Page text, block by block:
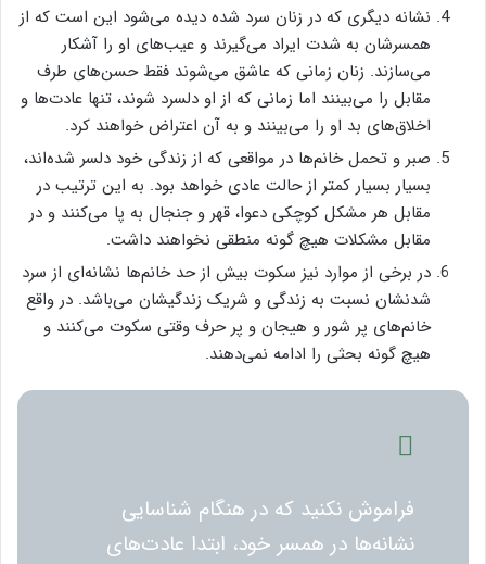
نشانه دیگری که در زنان سرد شده دیده می‌شود این است که از
همسرشان به شدت ایراد می‌گیرند و عیب‌های او را آشکار
می‌سازند. زنان زمانی که عاشق می‌شوند فقط حسن‌های طرف
مقابل را می‌بینند اما زمانی که از او دلسرد شوند، تنها عادت‌ها و
اخلاق‌های بد او را می‌بینند و به آن اعتراض خواهند کرد.
صبر و تحمل خانم‌ها در مواقعی که از زندگی خود دلسر شده‌اند،
بسیار بسیار کمتر از حالت عادی خواهد بود. به این ترتیب در
مقابل هر مشکل کوچکی دعوا، قهر و جنجال به پا می‌کنند و در
مقابل مشکلات هیچ گونه منطقی نخواهند داشت.
در برخی از موارد نیز سکوت بیش از حد خانم‌ها نشانه‌ای از سرد
شدنشان نسبت به زندگی و شریک زندگیشان می‌باشد. در واقع
خانم‌های پر شور و هیجان و پر حرف وقتی سکوت می‌کنند و
هیچ گونه بحثی را ادامه نمی‌دهند.
فراموش نکنید که در هنگام شناسایی
نشانه‌ها در همسر خود، ابتدا عادت‌های